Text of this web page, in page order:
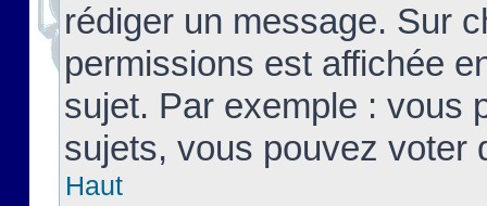
rédiger un message. Sur
permissions est affichée
sujet. Par exemple : vous
sujets, vous pouvez voter
Haut